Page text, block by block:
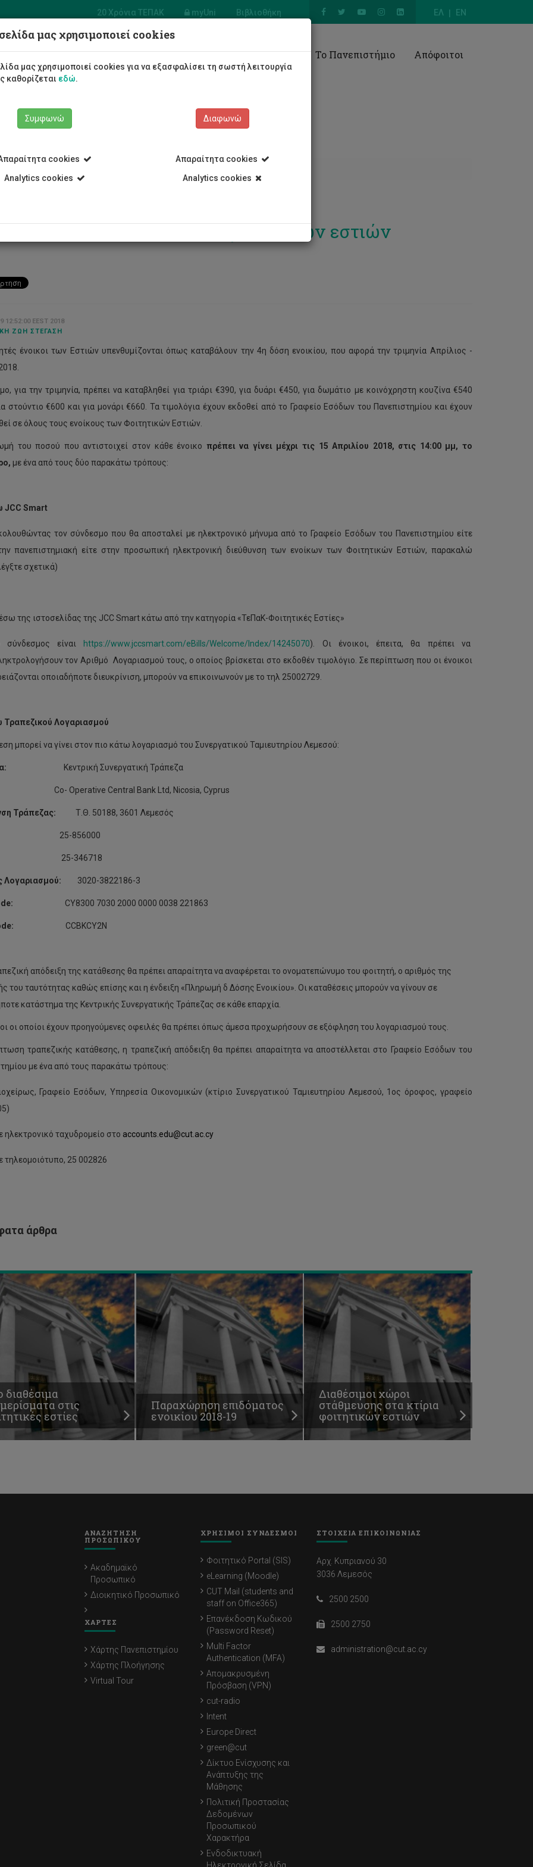
ΕΛ EN
20 Χρόνια ΤΕΠΑΚ myUni Βιβλιοθήκη
Φοιτητές/τριες Σπουδές Έρευνα Το Πανεπιστήμιο Απόφοιτοι
4ης δόσης - Ένοικοι φοιτητικών εστιών
12:52:00 EEST 2018
ΖΩΉ ΣΤΈΓΑΣΗ
ένοικοι των Εστιών υπενθυμίζονται όπως καταβάλουν την 4η δόση ενοικίου, που αφορά την τριμηνία Απρίλιος -
για την τριμηνία, πρέπει να καταβληθεί για τριάρι €390, για δυάρι €450, για δωμάτιο με κοινόχρηστη κουζίνα €540
στούντιο €600 και για μονάρι €660. Τα τιμολόγια έχουν εκδοθεί από το Γραφείο Εσόδων του Πανεπιστημίου και έχουν
σε όλους τους ενοίκους των Φοιτητικών Εστιών.
του ποσού που αντιστοιχεί στον κάθε ένοικο πρέπει να γίνει μέχρι τις 15 Απριλίου 2018, στις 14:00 μμ, το
με ένα από τους δύο παρακάτω τρόπους:
JCC Smart
τον σύνδεσμο που θα αποσταλεί με ηλεκτρονικό μήνυμα από το Γραφείο Εσόδων του Πανεπιστημίου είτε
πανεπιστημιακή είτε στην προσωπική ηλεκτρονική διεύθυνση των ενοίκων των Φοιτητικών Εστιών, παρακαλώ
σχετικά)
της ιστοσελίδας της JCC Smart κάτω από την κατηγορία «ΤεΠαΚ-Φοιτητικές Εστίες»
σύνδεσμος είναι https://www.jccsmart.com/eBills/Welcome/Index/14245070). Οι ένοικοι, έπειτα, θα πρέπει να
τον Αριθμό Λογαριασμού τους, ο οποίος βρίσκεται στο εκδοθέν τιμολόγιο. Σε περίπτωση που οι ένοικοι
οποιαδήποτε διευκρίνιση, μπορούν να επικοινωνούν με το τηλ 25002729.
Λογαριασμού
μπορεί να γίνει στον πιο κάτω λογαριασμό του Συνεργατικού Ταμιευτηρίου Λεμεσού:
Κεντρική Συνεργατική Τράπεζα
Central Bank Ltd, Nicosia, Cyprus
Τράπεζας: Τ.Θ. 50188, 3601 Λεμεσός
25-856000
25-346718
Λογαριασμού: 3020-3822186-3
: CY8300 7030 2000 0000 0038 221863
: CCBKCY2N
απόδειξη της κατάθεσης θα πρέπει απαραίτητα να αναφέρεται το ονοματεπώνυμο του φοιτητή, o αριθμός της
του ταυτότητας καθώς επίσης και η ένδειξη «Πληρωμή δ Δόσης Ενοικίου». Οι καταθέσεις μπορούν να γίνουν σε
κατάστημα της Κεντρικής Συνεργατικής Τράπεζας σε κάθε επαρχία.
οι οποίοι έχουν προηγούμενες οφειλές θα πρέπει όπως άμεσα προχωρήσουν σε εξόφληση του λογαριασμού τους.
τραπεζικής κατάθεσης, η τραπεζική απόδειξη θα πρέπει απαραίτητα να αποστέλλεται στο Γραφείο Εσόδων του
με ένα από τους παρακάτω τρόπους:
Γραφείο Εσόδων, Υπηρεσία Οικονομικών (κτίριο Συνεργατικού Ταμιευτηρίου Λεμεσού, 1ος όροφος, γραφείο
ηλεκτρονικό ταχυδρομείο στο accounts.edu@cut.ac.cy
τηλεομοιότυπο, 25 002826
άρθρα
διαθέσιμα
στις
εστίες
Παραχώρηση επιδόματος
ενοικίου 2018-19
Διαθέσιμοι χώροι
στάθμευσης στα κτίρια
φοιτητικών εστιών
ΑΝΑΖΗΤΗΣΗ
ΠΡΟΣΩΠΙΚΟΥ
Ακαδημαϊκό
Προσωπικό
Διοικητικό Προσωπικό
ΧΑΡΤΕΣ
Χάρτης Πανεπιστημίου
Χάρτης Πλοήγησης
Virtual Tour
ΧΡΗΣΙΜΟΙ ΣΥΝΔΕΣΜΟΙ
Φοιτητικό Portal (SIS)
eLearning (Moodle)
CUT Mail (students and
staff on Office365)
Επανέκδοση Κωδικού
(Password Reset)
Multi Factor
Authentication (MFA)
Απομακρυσμένη
Πρόσβαση (VPN)
cut-radio
Intent
Europe Direct
green@cut
Δίκτυο Ενίσχυσης και
Ανάπτυξης της
Μάθησης
Πολιτική Προστασίας
Δεδομένων
Προσωπικού
Χαρακτήρα
Ενδοδικτυακή
Ηλεκτρονική Σελίδα
ΣΤΟΙΧΕΙΑ ΕΠΙΚΟΙΝΩΝΙΑΣ
Αρχ. Κυπριανού 30
3036 Λεμεσός
2500 2500
2500 2750
administration@cut.ac.cy
μας χρησιμοποιεί cookies
μας χρησιμοποιεί cookies για να εξασφαλίσει τη σωστή λειτουργία
καθορίζεται εδώ.
Συμφωνώ
cookies
Analytics cookies
Διαφωνώ
Απαραίτητα cookies
Analytics cookies